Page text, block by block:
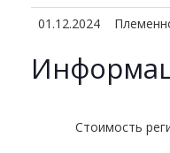
01.12.2024
Стоимость